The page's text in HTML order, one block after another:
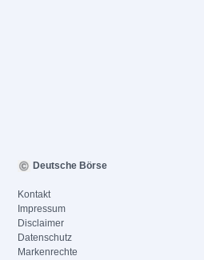
Deutsche Börse
Kontakt
Impressum
Disclaimer
Datenschutz
Markenrechte